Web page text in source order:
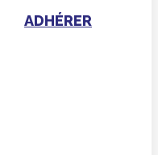
ADHÉRER